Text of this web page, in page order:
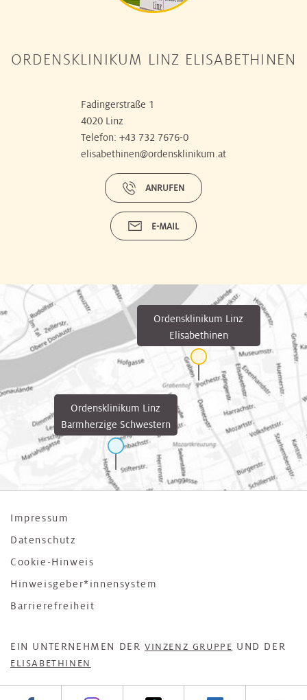
ORDENSKLINIKUM LINZ ELISABETHINEN
Fadingerstraße 1
4020 Linz
Telefon: +43 732 7676-0
elisabethinen@ordensklinikum.at
ANRUFEN
E-MAIL
Ordensklinikum Linz
Barmherzige Schwestern
Ordensklinikum Linz
Elisabethinen
Impressum
Datenschutz
Cookie-Hinweis
Hinweisgeber*innensystem
Barrierefreiheit
EIN UNTERNEHMEN DER VINZENZ GRUPPE UND DER
ELISABETHINEN